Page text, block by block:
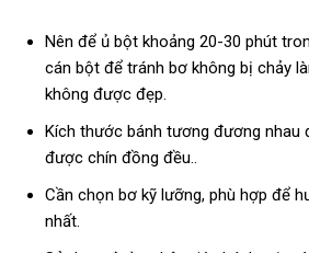
Nên để ủ bột khoảng 20-30 phút
cán bột để tránh bơ không bị chảy
không được đẹp.
Kích thước bánh tương đương nhau
được chín đồng đều..
Cần chọn bơ kỹ lưỡng, phù hợp để
nhất.